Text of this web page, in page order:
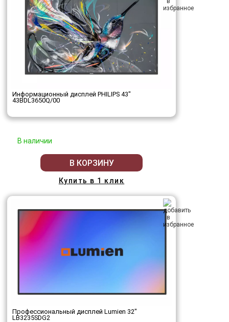
Информационный дисплей PHILIPS 43"
43BDL3650Q/00
В наличии
В КОРЗИНУ
Купить в 1 клик
Профессиональный дисплей Lumien 32"
LB3235SDG2